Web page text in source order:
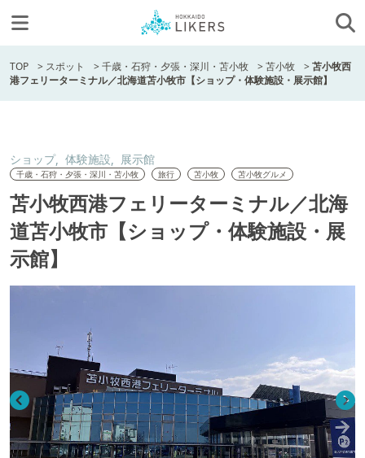
TOP > スポット >千歳・石狩・夕張・深川・苫小牧 >苫小牧 >苫小牧西
港フェリーターミナル／北海道苫小牧市【ショップ・体験施設・展示館】
ショップ 体験施設 展示館
千歳・石狩・夕張・深川・苫小牧 旅行 苫小牧 苫小牧グルメ
苫小牧西港フェリーターミナル／北海
道苫小牧市【ショップ・体験施設・展
示館】